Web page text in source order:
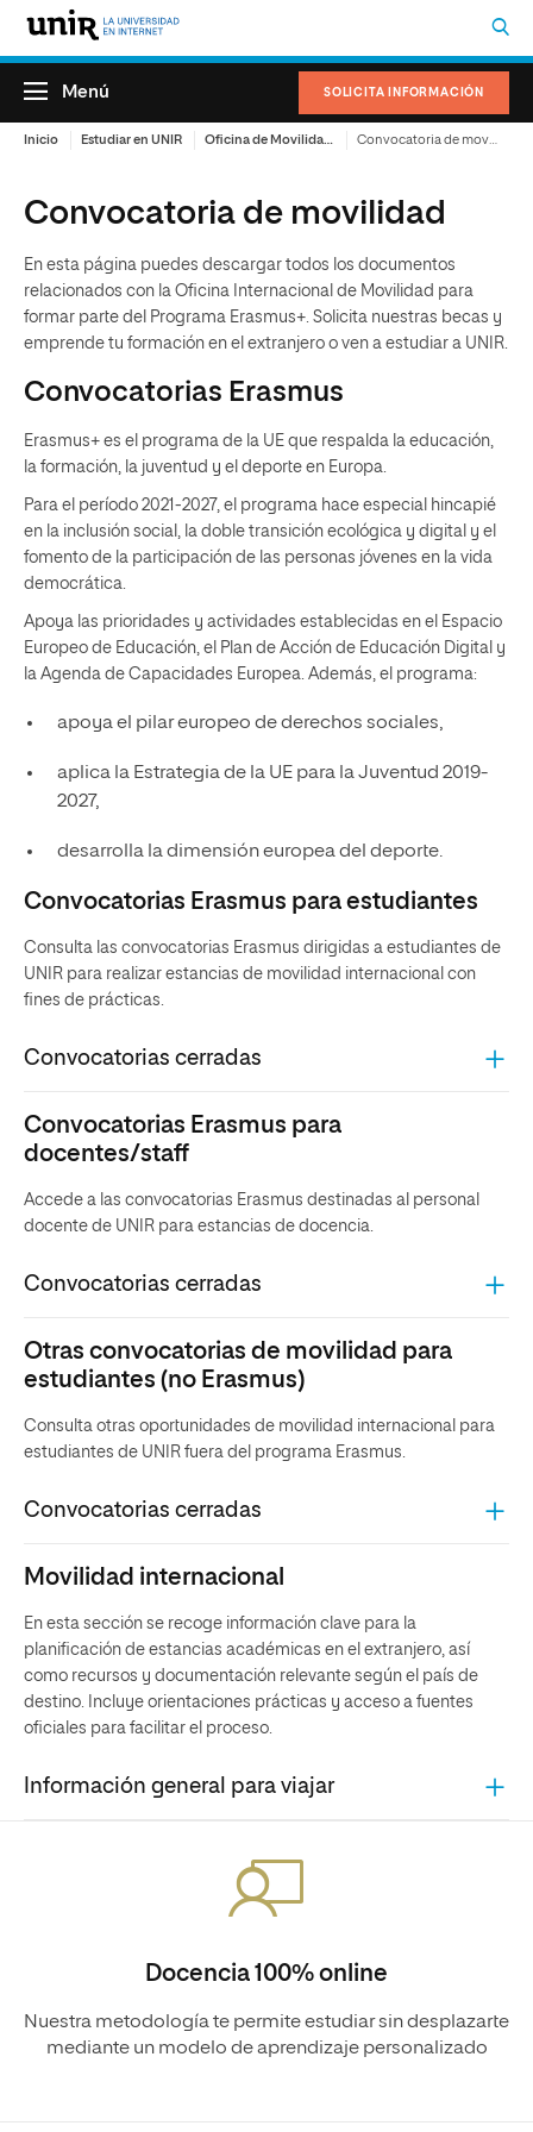
SOLICITA INFORMACIÓN
Menú
Inicio Estudiar en UNIR
Convocatoria de movilidad
En esta página puedes descargar todos los documentos
relacionados con la Oficina Internacional de Movilidad para
formar parte del Programa Erasmus+. Solicita nuestras becas y
emprende tu formación en el extranjero o ven a estudiar a UNIR.
Convocatorias Erasmus
Erasmus+ es el programa de la UE que respalda la educación,
la formación, la juventud y el deporte en Europa.
Para el período 2021-2027, el programa hace especial hincapié
en la inclusión social, la doble transición ecológica y digital y el
fomento de la participación de las personas jóvenes en la vida
democrática.
Apoya las prioridades y actividades establecidas en el Espacio
Europeo de Educación, el Plan de Acción de Educación Digital y
la Agenda de Capacidades Europea. Además, el programa:
apoya el pilar europeo de derechos sociales,
aplica la Estrategia de la UE para la Juventud 2019-
2027,
desarrolla la dimensión europea del deporte.
Convocatorias Erasmus para estudiantes
Consulta las convocatorias Erasmus dirigidas a estudiantes de
UNIR para realizar estancias de movilidad internacional con
fines de prácticas.
Convocatorias cerradas
Convocatorias Erasmus para
docentes/staff
Accede a las convocatorias Erasmus destinadas al personal
docente de UNIR para estancias de docencia.
Convocatorias cerradas
Otras convocatorias de movilidad para
estudiantes (no Erasmus)
Consulta otras oportunidades de movilidad internacional para
estudiantes de UNIR fuera del programa Erasmus.
Convocatorias cerradas
Movilidad internacional
En esta sección se recoge información clave para la
planificación de estancias académicas en el extranjero, así
como recursos y documentación relevante según el país de
destino. Incluye orientaciones prácticas y acceso a fuentes
oficiales para facilitar el proceso.
Información general para viajar
Docencia 100% online
Nuestra metodología te permite estudiar sin desplazarte
mediante un modelo de aprendizaje personalizado